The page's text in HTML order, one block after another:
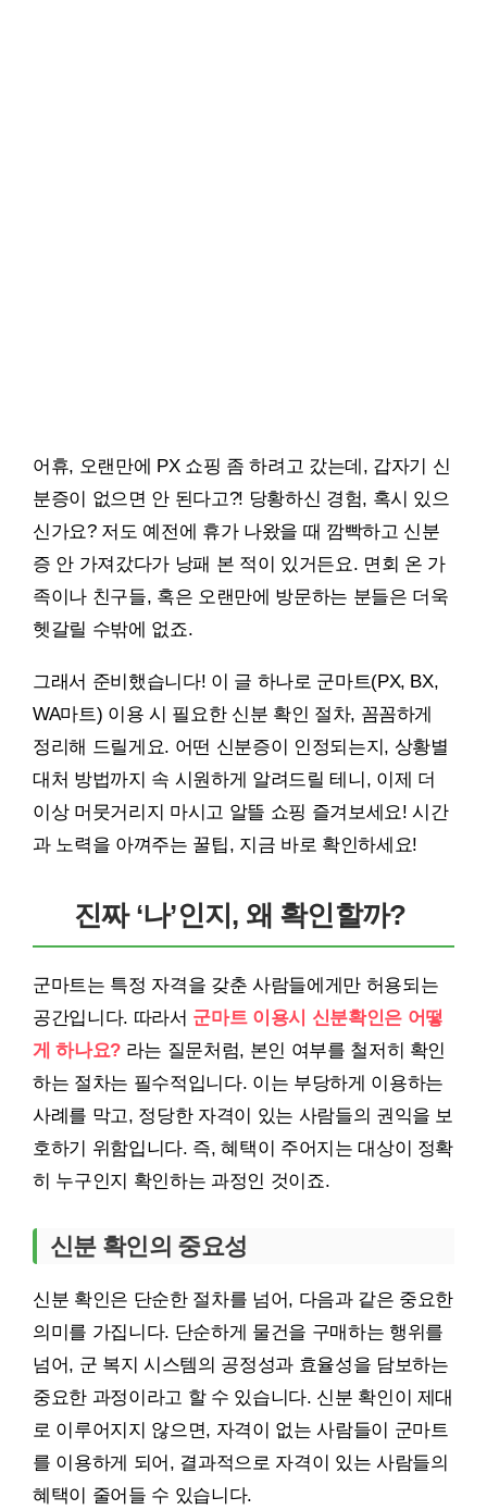
어휴, 오랜만에 PX 쇼핑 좀 하려고 갔는데, 갑자기 신
분증이 없으면 안 된다고?! 당황하신 경험, 혹시 있으
신가요? 저도 예전에 휴가 나왔을 때 깜빡하고 신분
증 안 가져갔다가 낭패 본 적이 있거든요. 면회 온 가
족이나 친구들, 혹은 오랜만에 방문하는 분들은 더욱
헷갈릴 수밖에 없죠.
그래서 준비했습니다! 이 글 하나로 군마트(PX, BX,
WA마트) 이용 시 필요한 신분 확인 절차, 꼼꼼하게
정리해 드릴게요. 어떤 신분증이 인정되는지, 상황별
대처 방법까지 속 시원하게 알려드릴 테니, 이제 더
이상 머뭇거리지 마시고 알뜰 쇼핑 즐겨보세요! 시간
과 노력을 아껴주는 꿀팁, 지금 바로 확인하세요!
진짜 ‘나’인지, 왜 확인할까?
군마트는 특정 자격을 갖춘 사람들에게만 허용되는
공간입니다. 따라서 군마트 이용시 신분확인은 어떻
게 하나요?라는 질문처럼, 본인 여부를 철저히 확인
하는 절차는 필수적입니다. 이는 부당하게 이용하는
사례를 막고, 정당한 자격이 있는 사람들의 권익을 보
호하기 위함입니다. 즉, 혜택이 주어지는 대상이 정확
히 누구인지 확인하는 과정인 것이죠.
신분 확인의 중요성
신분 확인은 단순한 절차를 넘어, 다음과 같은 중요한
의미를 가집니다. 단순하게 물건을 구매하는 행위를
넘어, 군 복지 시스템의 공정성과 효율성을 담보하는
중요한 과정이라고 할 수 있습니다. 신분 확인이 제대
로 이루어지지 않으면, 자격이 없는 사람들이 군마트
를 이용하게 되어, 결과적으로 자격이 있는 사람들의
혜택이 줄어들 수 있습니다.